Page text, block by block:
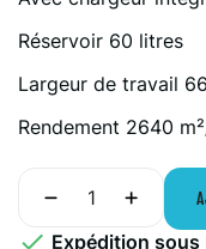
Réservoir 60 litres
Largeur de travail
Rendement 2640
 Expédition sous